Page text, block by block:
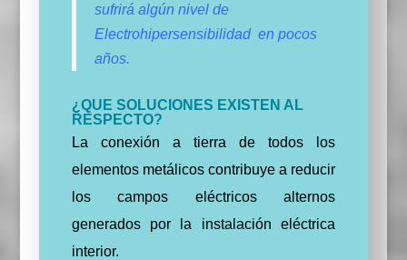
sufrirá algún nivel de
Electrohipersensibilidad en pocos
años.
¿QUE SOLUCIONES EXISTEN AL
RESPECTO?
La conexión a tierra de todos los
elementos metálicos contribuye a reducir
los campos eléctricos alternos
generados por la instalación eléctrica
interior.